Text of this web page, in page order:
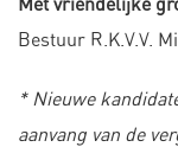
Met vriendelijke
Bestuur R.K.V.V.
* Nieuwe
aanvang van de